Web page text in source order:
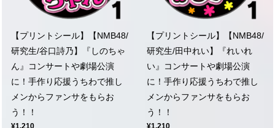
【プリントシール】【NMB48/
研究生/谷口詩乃】『しのちゃ
ん』コンサートや劇場公演
に！手作り応援うちわで推し
メンからファンサをもらお
う！！
¥1,210
【プリントシール】【NMB48/
研究生/田中れい】『れいれ
い』コンサートや劇場公演
に！手作り応援うちわで推し
メンからファンサをもらお
う！！
¥1,210